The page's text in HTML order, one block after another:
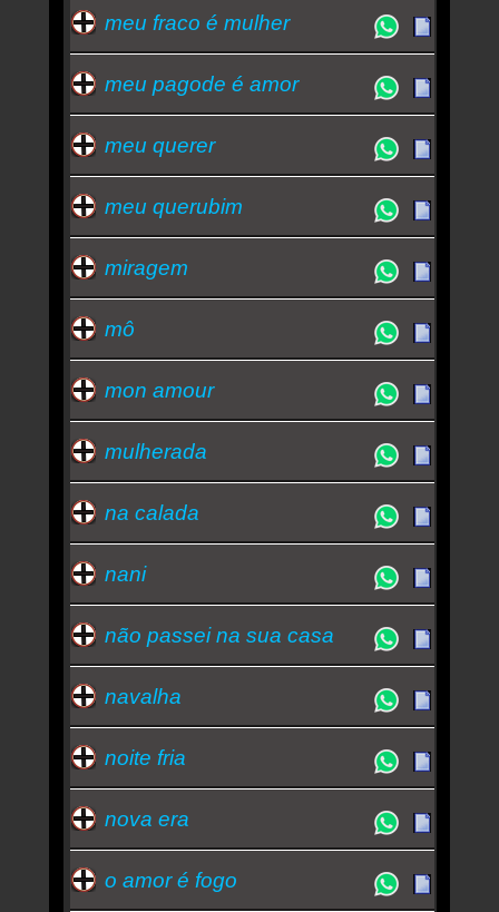
meu fraco é mulher
meu pagode é amor
meu querer
meu querubim
miragem
mô
mon amour
mulherada
na calada
nani
não passei na sua casa
navalha
noite fria
nova era
o amor é fogo